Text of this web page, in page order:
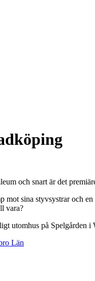
och snart är det
mot sina styvsystrar och
vara?
utomhus på Spelgården